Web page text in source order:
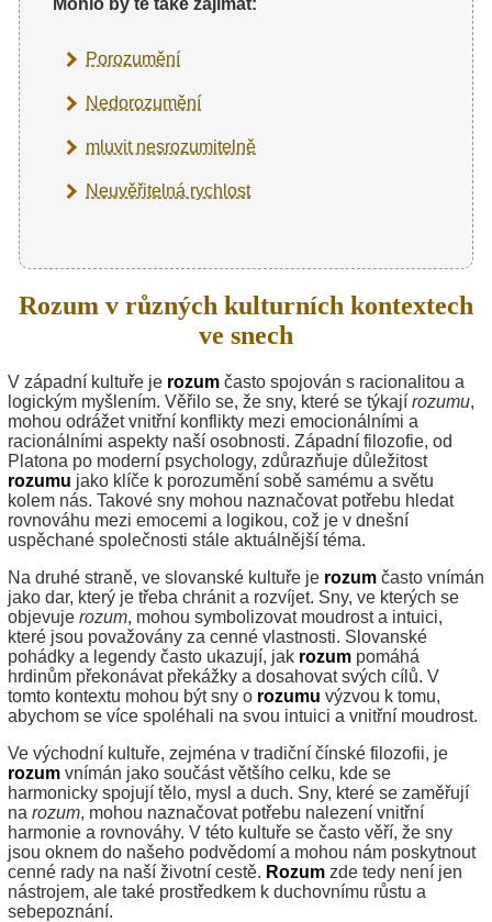
Porozumění
Nedorozumění
mluvit nesrozumitelně
Neuvěřitelná rychlost
Rozum v různých kulturních kontextech
ve snech
V západní kultuře je rozum často spojován s racionalitou a
logickým myšlením. Věřilo se, že sny, které se týkají rozumu,
mohou odrážet vnitřní konflikty mezi emocionálními a
racionálními aspekty naší osobnosti. Západní filozofie, od
Platona po moderní psychology, zdůrazňuje důležitost
rozumu jako klíče k porozumění sobě samému a světu
kolem nás. Takové sny mohou naznačovat potřebu hledat
rovnováhu mezi emocemi a logikou, což je v dnešní
uspěchané společnosti stále aktuálnější téma.
Na druhé straně, ve slovanské kultuře je rozum často vnímán
jako dar, který je třeba chránit a rozvíjet. Sny, ve kterých se
objevuje rozum, mohou symbolizovat moudrost a intuici,
které jsou považovány za cenné vlastnosti. Slovanské
pohádky a legendy často ukazují, jak rozum pomáhá
hrdinům překonávat překážky a dosahovat svých cílů. V
tomto kontextu mohou být sny o rozumu výzvou k tomu,
abychom se více spoléhali na svou intuici a vnitřní moudrost.
Ve východní kultuře, zejména v tradiční čínské filozofii, je
rozum vnímán jako součást většího celku, kde se
harmonicky spojují tělo, mysl a duch. Sny, které se zaměřují
na rozum, mohou naznačovat potřebu nalezení vnitřní
harmonie a rovnováhy. V této kultuře se často věří, že sny
jsou oknem do našeho podvědomí a mohou nám poskytnout
cenné rady na naší životní cestě. Rozum zde tedy není jen
nástrojem, ale také prostředkem k duchovnímu růstu a
sebepoznání.